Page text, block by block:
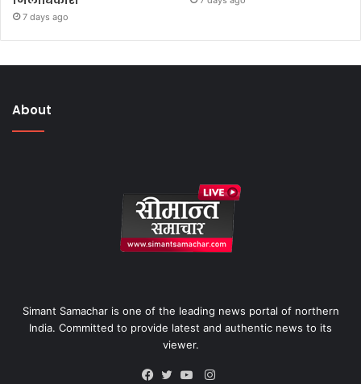
7 days ago
About
Simant Samachar is one of the leading news portal of northern
India. Committed to provide latest and authentic news to its
viewer.
Instagram